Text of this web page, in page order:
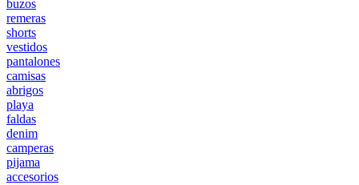
buzos
remeras
shorts
vestidos
pantalones
camisas
abrigos
playa
faldas
denim
camperas
pijama
accesorios